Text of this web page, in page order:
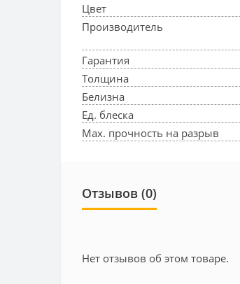
Цвет
Производитель
Гарантия
Толщина
Белизна
Ед. блеска
Max. прочность на разрыв
Отзывов (0)
Нет отзывов об этом товаре.